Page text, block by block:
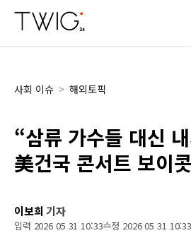
사회 이슈 > 해외토픽
“삼류 가수들 대신
美건국 콘서트 보이
이보희 기자
입력 2026 05 31 10:33수정 2026 05 31 10:33